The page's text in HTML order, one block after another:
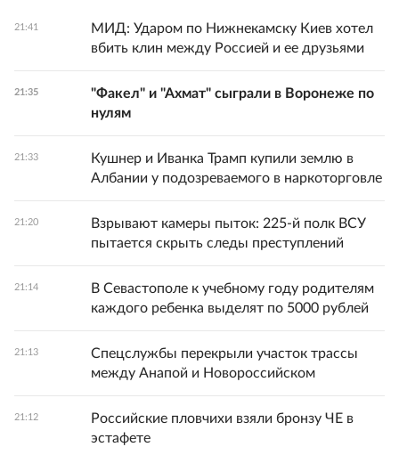
21:41
МИД: Ударом по Нижнекамску Киев хотел
вбить клин между Россией и ее друзьями
21:35
"Факел" и "Ахмат" сыграли в Воронеже по
нулям
21:33
Кушнер и Иванка Трамп купили землю в
Албании у подозреваемого в наркоторговле
21:20
Взрывают камеры пыток: 225-й полк ВСУ
пытается скрыть следы преступлений
21:14
В Севастополе к учебному году родителям
каждого ребенка выделят по 5000 рублей
21:13
Спецслужбы перекрыли участок трассы
между Анапой и Новороссийском
21:12
Российские пловчихи взяли бронзу ЧЕ в
эстафете